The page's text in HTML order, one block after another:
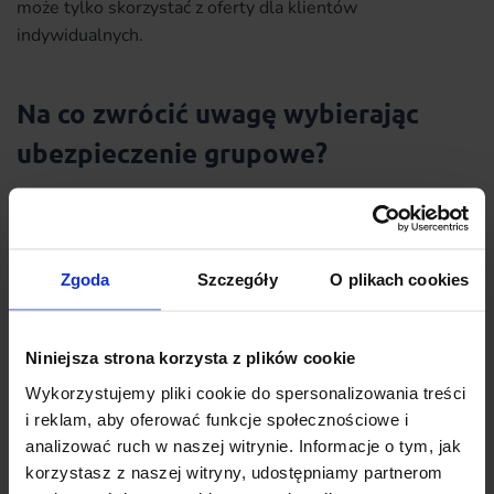
Zgoda Szczegóły O plikach cookies
Niniejsza strona korzysta z plików cookie
Wykorzystujemy pliki cookie do spersonalizowania treści
i reklam, aby oferować funkcje społecznościowe i
analizować ruch w naszej witrynie. Informacje o tym, jak
korzystasz z naszej witryny, udostępniamy partnerom
może tylko skorzystać z oferty dla klientów
indywidualnych.
Na co zwrócić uwagę wybierając
ubezpieczenie grupowe?
Przed podpisaniem umowy ubezpieczenia, każdy klient
otrzymuje kilka propozycji polisy, które mogą się różnić
oraz świadczeniami. Takie działanie ma na celu
zaoferowanie polisy różnym grupom pracowników danej
zakresem ubezpieczenia i wysokością świadczeń, jakie
można otrzymać, jeśli dojdzie do konkretnego zdarzenia.
Do grupy tej należą:
Zgon ubezpieczonego – wysokość świadczenia